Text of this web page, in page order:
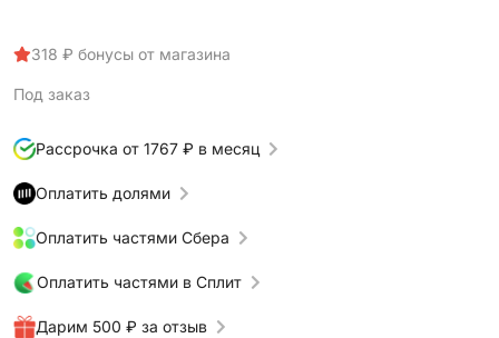
318 ₽ бонусы от магазина
Под заказ
Рассрочка от 1767 ₽ в месяц
Оплатить долями
Оплатить частями Сбера
Оплатить частями в Сплит
Дарим 500 ₽ за отзыв